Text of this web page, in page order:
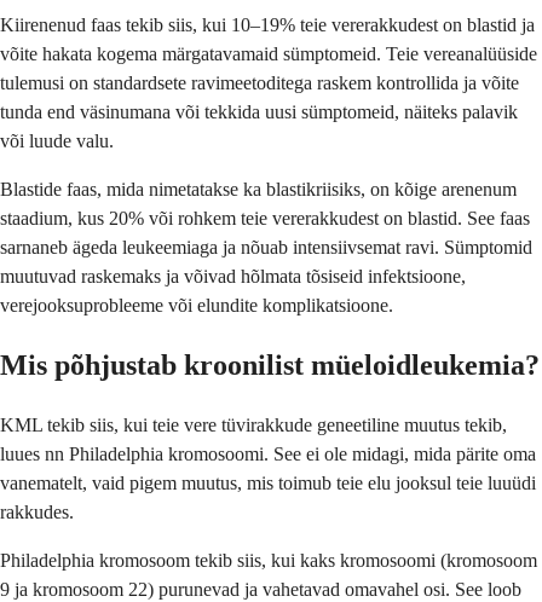
Kiirenenud faas tekib siis, kui 10–19% teie vererakkudest on blastid ja
võite hakata kogema märgatavamaid sümptomeid. Teie vereanalüüside
tulemusi on standardsete ravimeetoditega raskem kontrollida ja võite
tunda end väsinumana või tekkida uusi sümptomeid, näiteks palavik
või luude valu.
Blastide faas, mida nimetatakse ka blastikriisiks, on kõige arenenum
staadium, kus 20% või rohkem teie vererakkudest on blastid. See faas
sarnaneb ägeda leukeemiaga ja nõuab intensiivsemat ravi. Sümptomid
muutuvad raskemaks ja võivad hõlmata tõsiseid infektsioone,
verejooksuprobleeme või elundite komplikatsioone.
Mis põhjustab kroonilist müeloidleukemia?
KML tekib siis, kui teie vere tüvirakkude geneetiline muutus tekib,
luues nn Philadelphia kromosoomi. See ei ole midagi, mida pärite oma
vanematelt, vaid pigem muutus, mis toimub teie elu jooksul teie luuüdi
rakkudes.
Philadelphia kromosoom tekib siis, kui kaks kromosoomi (kromosoom
9 ja kromosoom 22) purunevad ja vahetavad omavahel osi. See loob